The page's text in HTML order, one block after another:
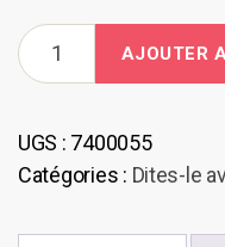
quantité
de
Prix
de
AJOUTER
UGS : 7400055
Catégories : Dites-le